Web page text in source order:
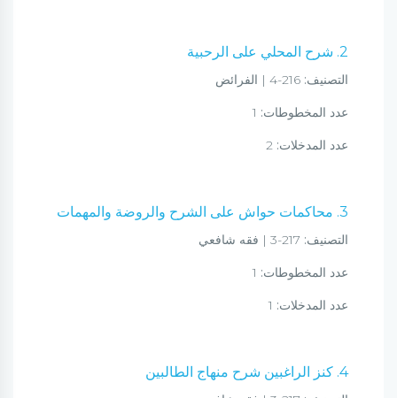
2. شرح المحلي على الرحبية
التصنيف:
عدد المخطوطات:
عدد المدخلات:
3. محاكمات حواش على الشرح والروضة والمهمات
التصنيف:
عدد المخطوطات:
عدد المدخلات:
4. كنز الراغبين شرح منهاج الطالبين